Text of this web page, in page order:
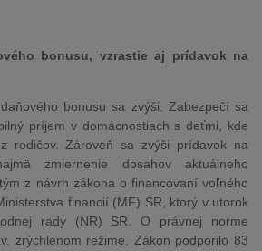
bonusu, vzrastie aj prídavok na
bonusu sa zvýši. Zabezpečí sa
príjem v domácnostiach s deťmi, kde
rodičov. Zároveň sa zvýši prídavok na
zmiernenie dosahov aktuálneho
z návrh zákona o financovaní voľného
financií (MF) SR, ktorý v utorok
rady (NR) SR. O právnej norme
zrýchlenom režime. Zákon podporilo 83